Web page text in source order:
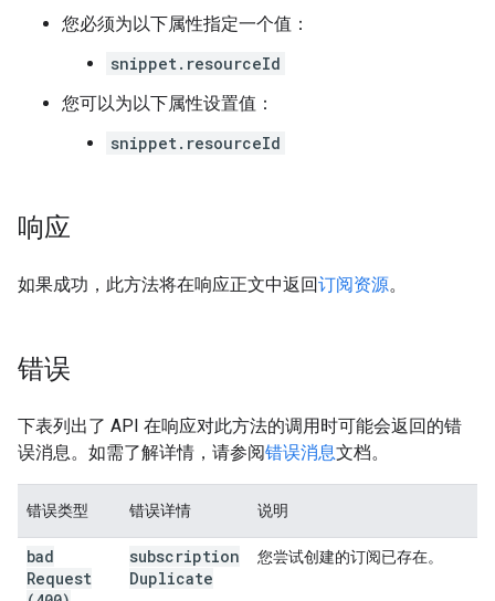
您必须为以下属性指定一个值：
snippet.resourceId
您可以为以下属性设置值：
snippet.resourceId
响应
如果成功，此方法将在响应正文中返回订阅资源。
错误
下表列出了 API 在响应对此方法的调用时可能会返回的错
误消息。如需了解详情，请参阅错误消息文档。
错误类型 错误详情 说明
bad
Request
subscription
Duplicate
您尝试创建的订阅已存在。